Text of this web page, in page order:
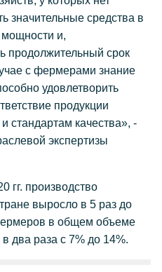
значительные средства в
мощности и,
продолжительный срок
с фермерами знание
удовлетворить
продукции
стандартам качества», -
экспертизы
гг. производство
выросло в 5 раз до
в общем объеме
два раза с 7% до 14%.